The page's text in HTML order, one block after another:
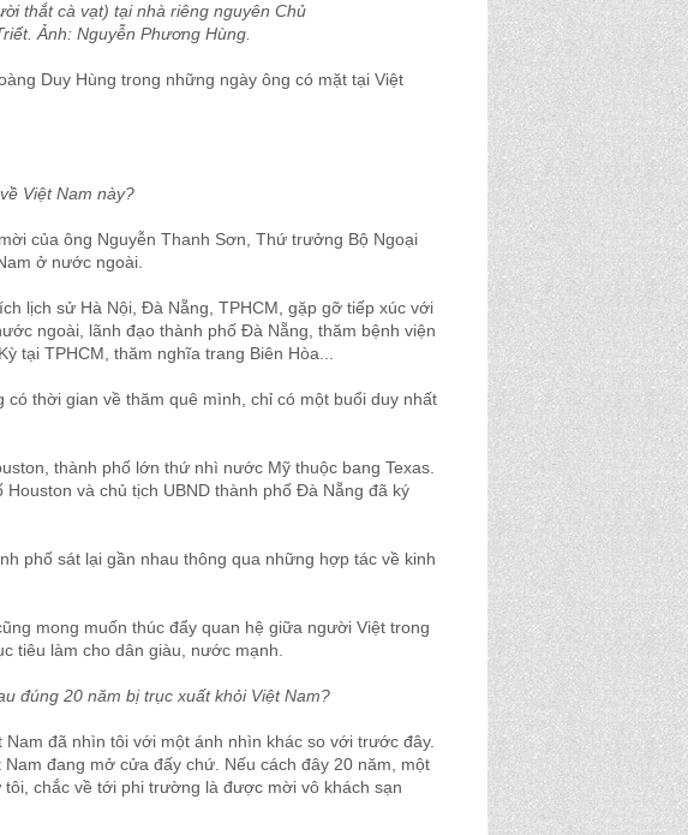
thắt cà vạt) tại nhà riêng nguyên Chủ
Ảnh: Nguyễn Phương Hùng.
Duy Hùng trong những ngày ông có mặt tại Việt
Việt Nam này?
của ông Nguyễn Thanh Sơn, Thứ trưởng Bộ Ngoại
ở nước ngoài.
lịch sử Hà Nội, Đà Nẵng, TPHCM, gặp gỡ tiếp xúc với
ngoài, lãnh đạo thành phố Đà Nẵng, thăm bệnh viện
tại TPHCM, thăm nghĩa trang Biên Hòa...
thời gian về thăm quê mình, chỉ có một buổi duy nhất
thành phố lớn thứ nhì nước Mỹ thuộc bang Texas.
và chủ tịch UBND thành phố Đà Nẵng đã ký
phố sát lại gần nhau thông qua những hợp tác về kinh
mong muốn thúc đẩy quan hệ giữa người Việt trong
tiêu làm cho dân giàu, nước mạnh.
đúng 20 năm bị trục xuất khỏi Việt Nam?
đã nhìn tôi với một ánh nhìn khác so với trước đây.
đang mở cửa đấy chứ. Nếu cách đây 20 năm, một
chắc về tới phi trường là được mời vô khách sạn